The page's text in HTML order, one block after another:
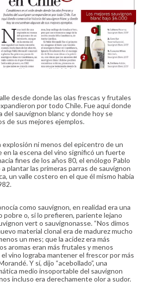
desde donde las olas frescas y frutales
por todo Chile. Fue aquí donde
del sauvignon blanc y donde hoy se
de sus mejores ejemplos.
ni menos del epicentro de un
la escena del vino significó un fuerte
fines de los años 80, el enólogo Pablo
plantar las primeras parras de sauvignon
un valle costero en el que él mismo había
como sauvignon, en realidad era una
pobre o, si lo prefieren, pariente lejano
vert o sauvignonasse. “Nos dimos
material clonal era de madurez mucho
un mes; que la acidez era más
aromas eran más frutales y menos
vino lograba mantener el frescor por más
Y sí, dijo “acebollado”, una
medio insoportable del sauvignon
incluso era derechamente olor a sudor.